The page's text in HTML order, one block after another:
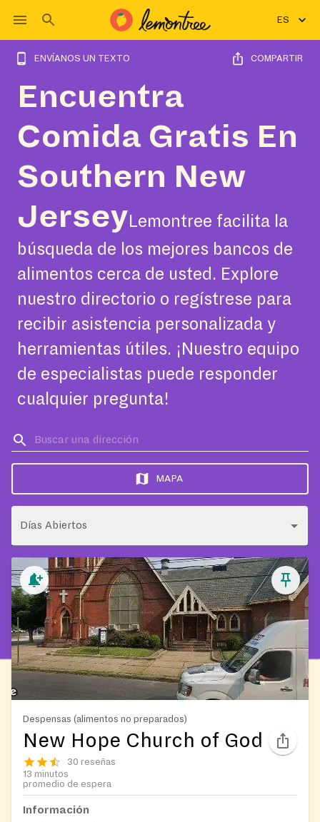
ES
ENVÍANOS UN TEXTO COMPARTIR
Encuentra
Comida Gratis En
Southern New
Jersey Lemontree facilita la
búsqueda de los mejores bancos de
alimentos cerca de usted. Explore
nuestro directorio o regístrese para
recibir asistencia personalizada y
herramientas útiles. ¡Nuestro equipo
de especialistas puede responder
cualquier pregunta!
MAPA
Días Abiertos
Despensas (alimentos no preparados)
New Hope Church of God
30 reseñas
13 minutos
promedio de espera
Información